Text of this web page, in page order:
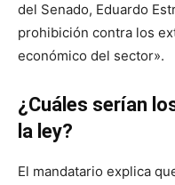
del Senado, Eduardo
prohibición contra los
económico del sector».
¿Cuáles serían
la ley?
El mandatario explica